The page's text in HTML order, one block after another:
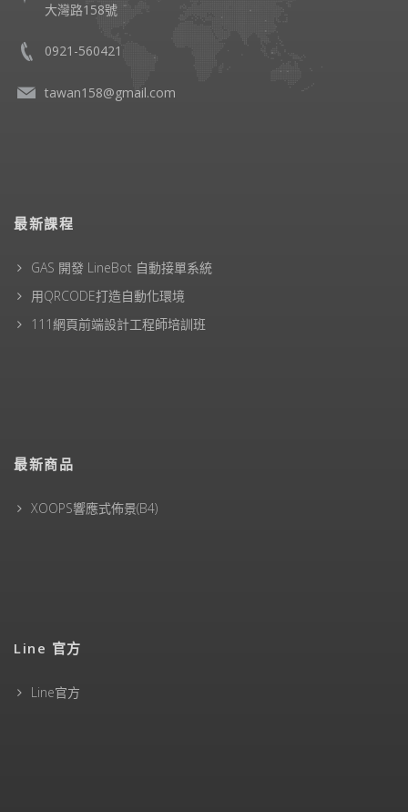
大灣路158號
0921-560421
tawan158@gmail.com
最新課程
GAS 開發 LineBot 自動接單系統
用QRCODE打造自動化環境
111網頁前端設計工程師培訓班
最新商品
XOOPS響應式佈景(B4)
Line 官方
Line官方